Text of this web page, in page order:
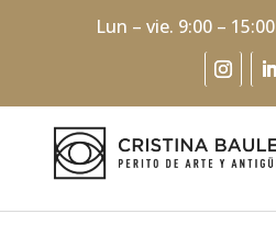
Lun – vie. 9:00 –